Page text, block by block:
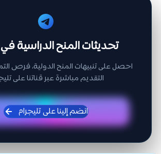
تحديثات المنح الدراسية
احصل على تنبيهات المنح الدولية، فرص
التقديم مباشرة عبر قناتنا على
انضم إلينا على تليجرام